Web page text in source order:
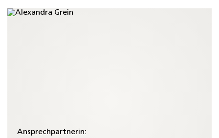
Ansprechpartnerin: